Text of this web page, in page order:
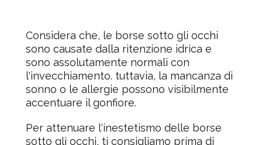
Considera che, le borse sotto gli occhi
sono causate dalla ritenzione idrica e
sono assolutamente normali con
l'invecchiamento. tuttavia, la mancanza di
sonno o le allergie possono visibilmente
accentuare il gonfiore.
Per attenuare l'inestetismo delle borse
sotto gli occhi, ti consigliamo prima di